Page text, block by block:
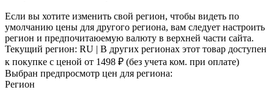
Если вы хотите изменить свой регион, чтобы видеть по
умолчанию цены для другого региона, вам следует настроить
регион и предпочитаюемую валюту в верхней части сайта.
Текущий регион: RU | В других регионах этот товар доступен
к покупке с ценой от 1498 ₽ (без учета ком. при оплате)
Выбран предпросмотр цен для региона:
Регион